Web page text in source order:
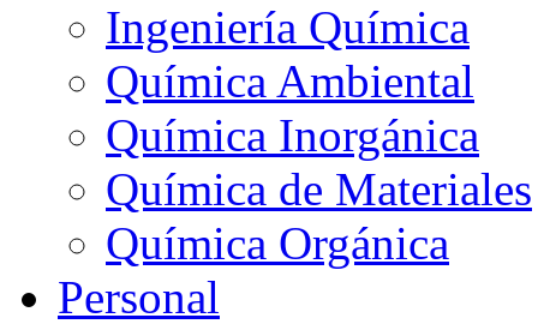
Ingeniería Química
Química Ambiental
Química Inorgánica
Química de Materiales
Química Orgánica
Personal